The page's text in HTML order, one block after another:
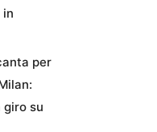
in
per
giro su